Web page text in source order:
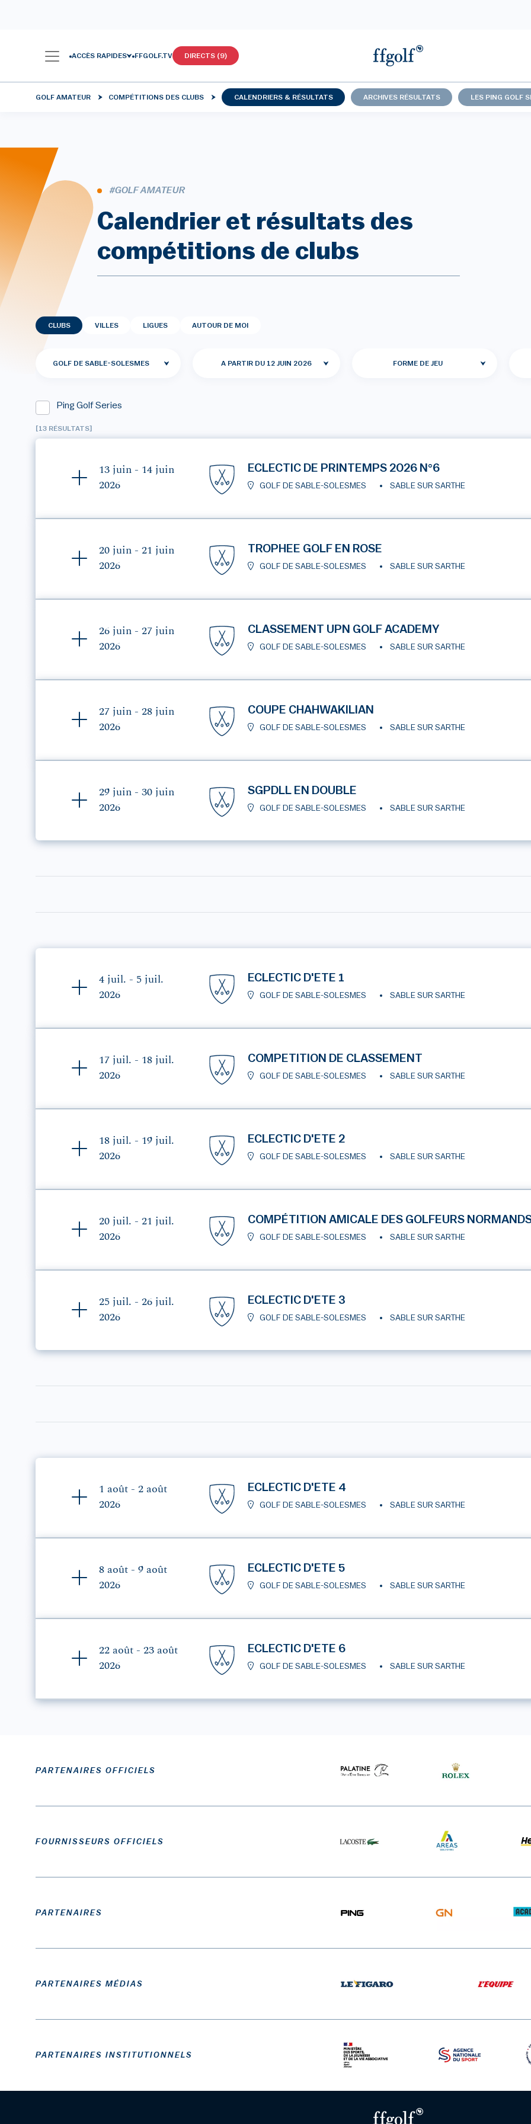
ACCÈS RAPIDES FFGOLF.TV DIRECTS (9)
GOLF AMATEUR COMPÉTITIONS DES CLUBS CALENDRIERS & RÉSULTATS ARCHIVES RÉSULTATS LES PING GOLF
#GOLF AMATEUR
Calendrier et résultats des
compétitions de clubs
CLUBS VILLES LIGUES AUTOUR DE MOI
GOLF DE SABLE-SOLESMES A PARTIR DU 12 JUIN 2026 FORME DE JEU
Ping Golf Series
[13 RÉSULTATS]
13 juin - 14 juin
2026
ECLECTIC DE PRINTEMPS 2026 N°6
GOLF DE SABLE-SOLESMES SABLE SUR SARTHE
20 juin - 21 juin
2026
TROPHEE GOLF EN ROSE
GOLF DE SABLE-SOLESMES SABLE SUR SARTHE
26 juin - 27 juin
2026
CLASSEMENT UPN GOLF ACADEMY
GOLF DE SABLE-SOLESMES SABLE SUR SARTHE
27 juin - 28 juin
2026
COUPE CHAHWAKILIAN
GOLF DE SABLE-SOLESMES SABLE SUR SARTHE
29 juin - 30 juin
2026
SGPDLL EN DOUBLE
GOLF DE SABLE-SOLESMES SABLE SUR SARTHE
4 juil. - 5 juil.
2026
ECLECTIC D'ETE 1
GOLF DE SABLE-SOLESMES SABLE SUR SARTHE
17 juil. - 18 juil.
2026
COMPETITION DE CLASSEMENT
GOLF DE SABLE-SOLESMES SABLE SUR SARTHE
18 juil. - 19 juil.
2026
ECLECTIC D'ETE 2
GOLF DE SABLE-SOLESMES SABLE SUR SARTHE
20 juil. - 21 juil.
2026
COMPÉTITION AMICALE DES GOLFEURS
GOLF DE SABLE-SOLESMES SABLE SUR SARTHE
25 juil. - 26 juil.
2026
ECLECTIC D'ETE 3
GOLF DE SABLE-SOLESMES SABLE SUR SARTHE
1 août - 2 août
2026
ECLECTIC D'ETE 4
GOLF DE SABLE-SOLESMES SABLE SUR SARTHE
8 août - 9 août
2026
ECLECTIC D'ETE 5
GOLF DE SABLE-SOLESMES SABLE SUR SARTHE
22 août - 23 août
2026
ECLECTIC D'ETE 6
GOLF DE SABLE-SOLESMES SABLE SUR SARTHE
PARTENAIRES OFFICIELS
FOURNISSEURS OFFICIELS
PARTENAIRES
PARTENAIRES MÉDIAS
PARTENAIRES INSTITUTIONNELS